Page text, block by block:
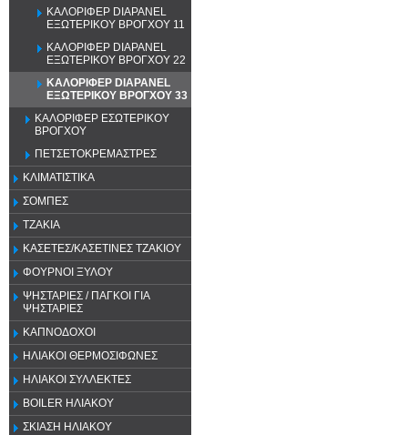
ΚΑΛΟΡΙΦΕΡ DIAPANEL
ΕΞΩΤΕΡΙΚΟΥ ΒΡΟΓΧΟΥ 11
ΚΑΛΟΡΙΦΕΡ DIAPANEL
ΕΞΩΤΕΡΙΚΟΥ ΒΡΟΓΧΟΥ 22
ΚΑΛΟΡΙΦΕΡ DIAPANEL
ΕΞΩΤΕΡΙΚΟΥ ΒΡΟΓΧΟΥ 33
ΚΑΛΟΡΙΦΕΡ ΕΣΩΤΕΡΙΚΟΥ
ΒΡΟΓΧΟΥ
ΠΕΤΣΕΤΟΚΡΕΜΑΣΤΡΕΣ
ΚΛΙΜΑΤΙΣΤΙΚΑ
ΣΟΜΠΕΣ
ΤΖΑΚΙΑ
ΚΑΣΕΤΕΣ/ΚΑΣΕΤΙΝΕΣ ΤΖΑΚΙΟΥ
ΦΟΥΡΝΟΙ ΞΥΛΟΥ
ΨΗΣΤΑΡΙΕΣ / ΠΑΓΚΟΙ ΓΙΑ
ΨΗΣΤΑΡΙΕΣ
ΚΑΠΝΟΔΟΧΟΙ
ΗΛΙΑΚΟΙ ΘΕΡΜΟΣΙΦΩΝΕΣ
ΗΛΙΑΚΟΙ ΣΥΛΛΕΚΤΕΣ
BOILER ΗΛΙΑΚΟΥ
ΣΚΙΑΣΗ ΗΛΙΑΚΟΥ